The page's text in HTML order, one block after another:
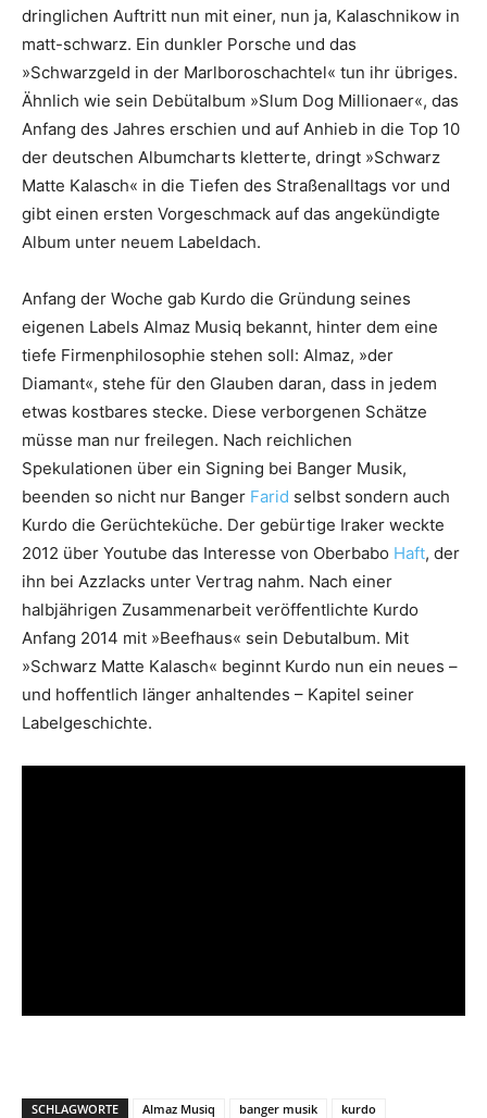
dringlichen Auftritt nun mit einer, nun ja, Kalaschnikow in
matt-schwarz. Ein dunkler Porsche und das
»Schwarzgeld in der Marlboroschachtel« tun ihr übriges.
Ähnlich wie sein Debütalbum »Slum Dog Millionaer«, das
Anfang des Jahres erschien und auf Anhieb in die Top 10
der deutschen Albumcharts kletterte, dringt »Schwarz
Matte Kalasch« in die Tiefen des Straßenalltags vor und
gibt einen ersten Vorgeschmack auf das angekündigte
Album unter neuem Labeldach.
Anfang der Woche gab Kurdo die Gründung seines
eigenen Labels Almaz Musiq bekannt, hinter dem eine
tiefe Firmenphilosophie stehen soll: Almaz, »der
Diamant«, stehe für den Glauben daran, dass in jedem
etwas kostbares stecke. Diese verborgenen Schätze
müsse man nur freilegen. Nach reichlichen
Spekulationen über ein Signing bei Banger Musik,
beenden so nicht nur Banger Farid selbst sondern auch
Kurdo die Gerüchteküche. Der gebürtige Iraker weckte
2012 über Youtube das Interesse von Oberbabo Haft, der
ihn bei Azzlacks unter Vertrag nahm. Nach einer
halbjährigen Zusammenarbeit veröffentlichte Kurdo
Anfang 2014 mit »Beefhaus« sein Debutalbum. Mit
»Schwarz Matte Kalasch« beginnt Kurdo nun ein neues –
und hoffentlich länger anhaltendes – Kapitel seiner
Labelgeschichte.
SCHLAGWORTE Almaz Musiq banger musik
kurdo